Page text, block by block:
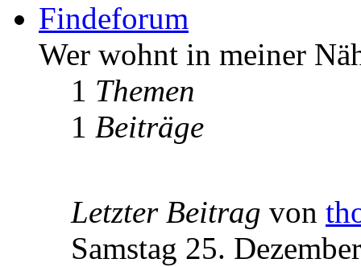
Findeforum
Wer wohnt in meiner
1 Themen
1 Beiträge
Letzter Beitrag von
Samstag 25.